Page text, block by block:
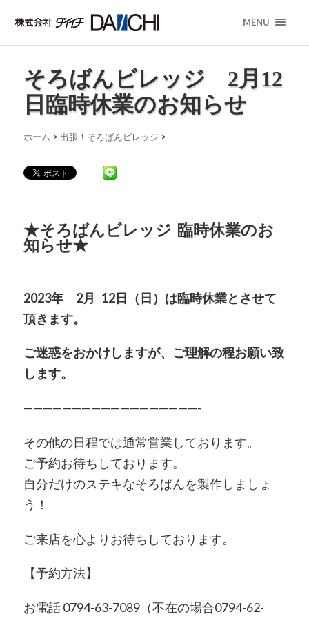
MENU
そろばんビレッジ 2月12
日臨時休業のお知らせ
ホーム > 出張！そろばんビレッジ >
★そろばんビレッジ 臨時休業のお
知らせ★
2023年 2月 12日（日） は臨時休業とさせて
頂きます。
ご迷惑をおかけしますが、ご理解の程お願い致
します。
——————————————————-
その他の日程では通常営業しております。
ご予約お待ちしております。
自分だけのステキなそろばんを製作しましょ
う！
ご来店を心よりお待ちしております。
【予約方法】
お電話 0794-63-7089（不在の場合0794-62-